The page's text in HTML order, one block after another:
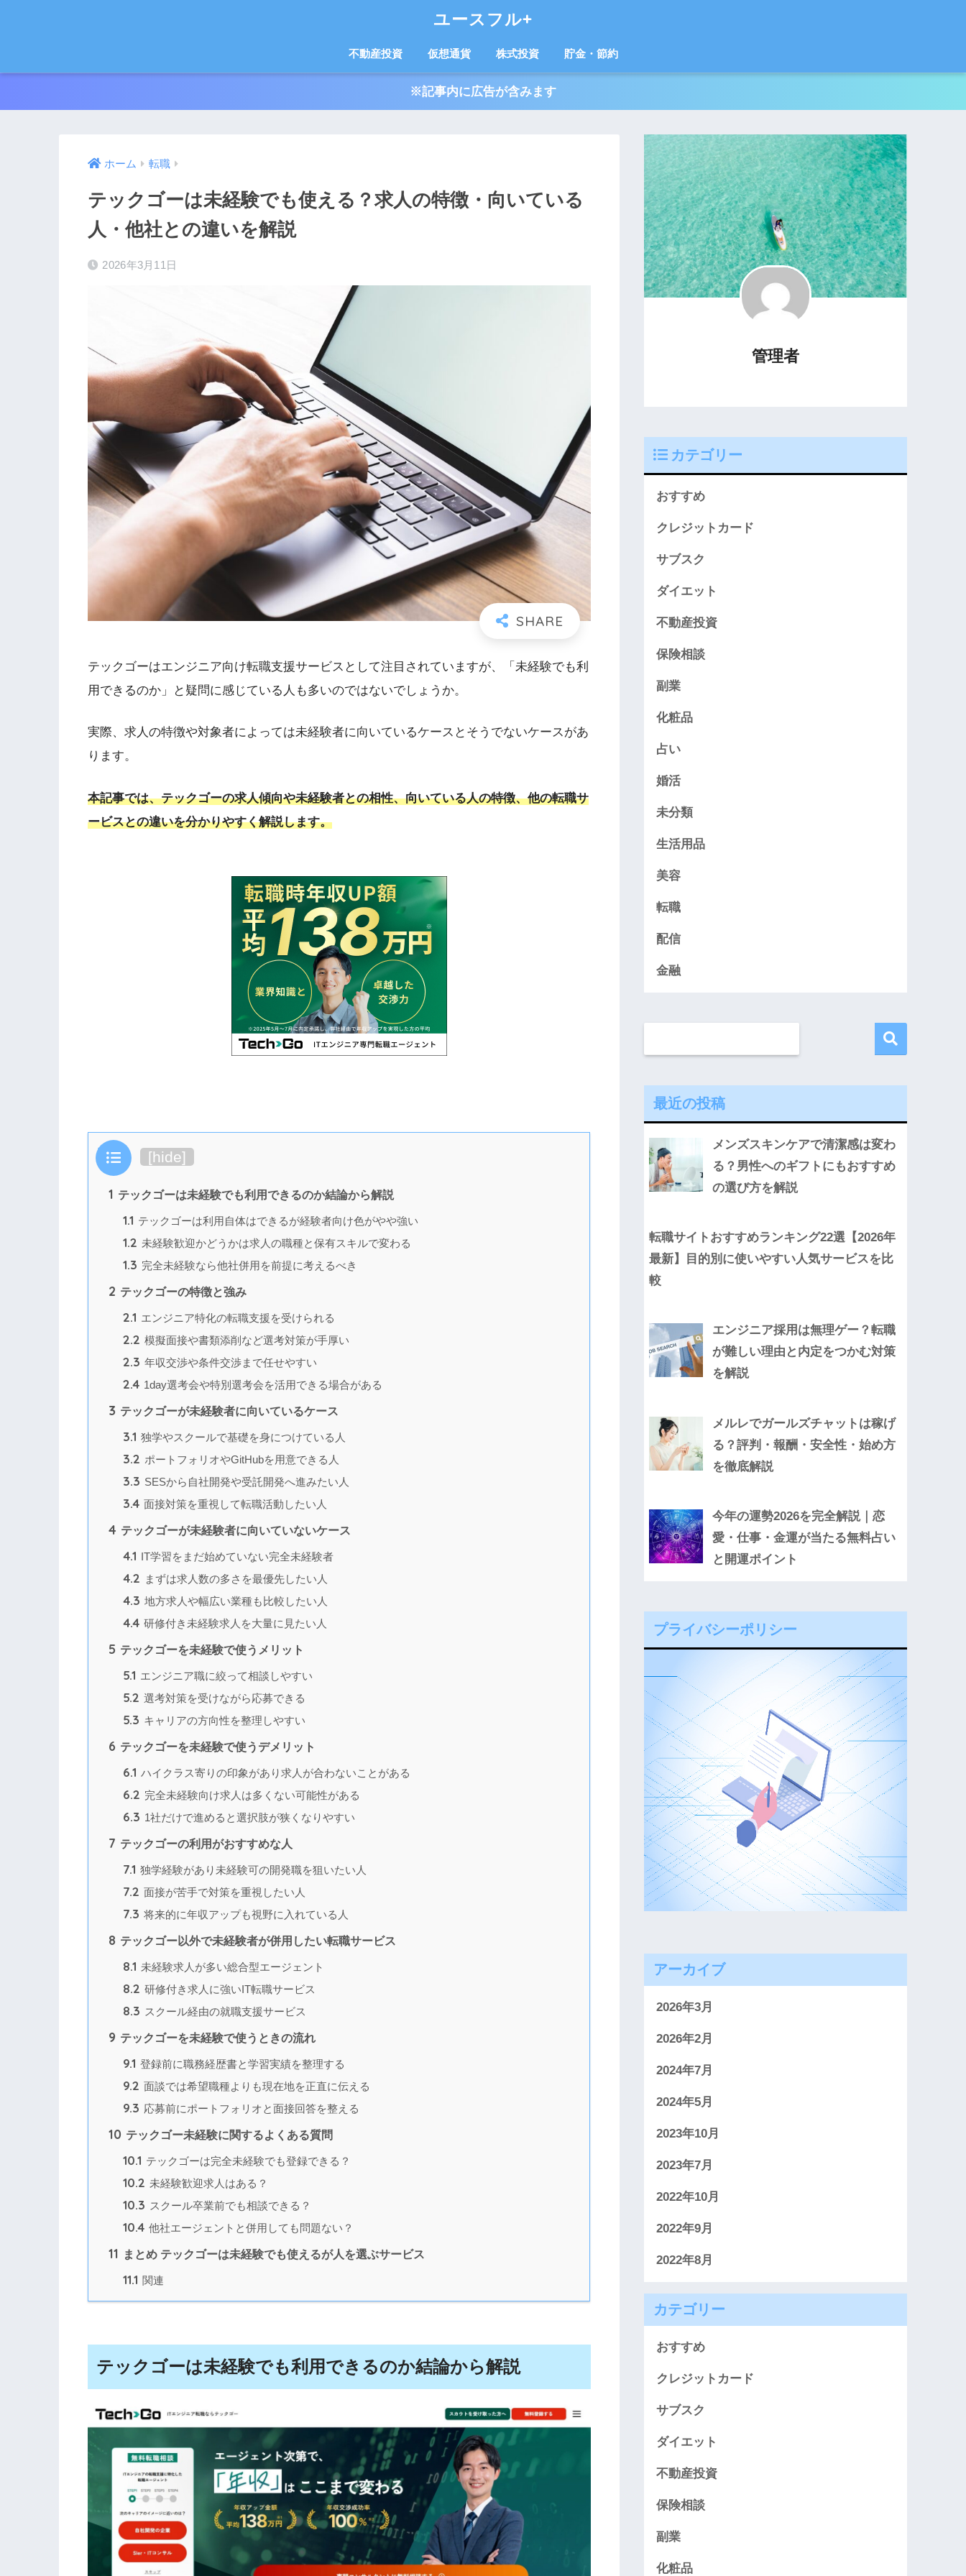
ユースフル+
不動産投資 仮想通貨 株式投資 貯金・節約
※記事内に広告が含みます
ホーム 転職
テックゴーは未経験でも使える？求人の特徴・向いている
人・他社との違いを解説
2026年3月11日
テックゴーはエンジニア向け転職支援サービスとして注目されていますが、「未経験でも利
用できるのか」と疑問に感じている人も多いのではないでしょうか。
実際、求人の特徴や対象者によっては未経験者に向いているケースとそうでないケースがあ
ります。
本記事では、テックゴーの求人傾向や未経験者との相性、向いている人の特徴、他の転職サ
ービスとの違いを分かりやすく解説します。
目次 [hide]
1 テックゴーは未経験でも利用できるのか結論から解説
1.1 テックゴーは利用自体はできるが経験者向け色がやや強い
1.2 未経験歓迎かどうかは求人の職種と保有スキルで変わる
1.3 完全未経験なら他社併用を前提に考えるべき
2 テックゴーの特徴と強み
2.1 エンジニア特化の転職支援を受けられる
2.2 模擬面接や書類添削など選考対策が手厚い
2.3 年収交渉や条件交渉まで任せやすい
2.4 1day選考会や特別選考会を活用できる場合がある
3 テックゴーが未経験者に向いているケース
3.1 独学やスクールで基礎を身につけている人
3.2 ポートフォリオやGitHubを用意できる人
3.3 SESから自社開発や受託開発へ進みたい人
3.4 面接対策を重視して転職活動したい人
4 テックゴーが未経験者に向いていないケース
4.1 IT学習をまだ始めていない完全未経験者
4.2 まずは求人数の多さを最優先したい人
4.3 地方求人や幅広い業種も比較したい人
4.4 研修付き未経験求人を大量に見たい人
5 テックゴーを未経験で使うメリット
5.1 エンジニア職に絞って相談しやすい
5.2 選考対策を受けながら応募できる
5.3 キャリアの方向性を整理しやすい
6 テックゴーを未経験で使うデメリット
6.1 ハイクラス寄りの印象があり求人が合わないことがある
6.2 完全未経験向け求人は多くない可能性がある
6.3 1社だけで進めると選択肢が狭くなりやすい
7 テックゴーの利用がおすすめな人
7.1 独学経験があり未経験可の開発職を狙いたい人
7.2 面接が苦手で対策を重視したい人
7.3 将来的に年収アップも視野に入れている人
8 テックゴー以外で未経験者が併用したい転職サービス
8.1 未経験求人が多い総合型エージェント
8.2 研修付き求人に強いIT転職サービス
8.3 スクール経由の就職支援サービス
9 テックゴーを未経験で使うときの流れ
9.1 登録前に職務経歴書と学習実績を整理する
9.2 面談では希望職種よりも現在地を正直に伝える
9.3 応募前にポートフォリオと面接回答を整える
10 テックゴー未経験に関するよくある質問
10.1 テックゴーは完全未経験でも登録できる？
10.2 未経験歓迎求人はある？
10.3 スクール卒業前でも相談できる？
10.4 他社エージェントと併用しても問題ない？
11 まとめ テックゴーは未経験でも使えるが人を選ぶサービス
11.1 関連
テックゴーは未経験でも利用できるのか結論から解説
管理者
カテゴリー
おすすめ
クレジットカード
サブスク
ダイエット
不動産投資
保険相談
副業
化粧品
占い
婚活
未分類
生活用品
美容
転職
配信
金融
最近の投稿
メンズスキンケアで清潔感は変わ
る？男性へのギフトにもおすすめ
の選び方を解説
転職サイトおすすめランキング22選【2026年
最新】目的別に使いやすい人気サービスを比
較
エンジニア採用は無理ゲー？転職
が難しい理由と内定をつかむ対策
を解説
メルレでガールズチャットは稼げ
る？評判・報酬・安全性・始め方
を徹底解説
今年の運勢2026を完全解説｜恋
愛・仕事・金運が当たる無料占い
と開運ポイント
プライバシーポリシー
アーカイブ
2026年3月
2026年2月
2024年7月
2024年5月
2023年10月
2023年7月
2022年10月
2022年9月
2022年8月
カテゴリー
おすすめ
クレジットカード
サブスク
ダイエット
不動産投資
保険相談
副業
化粧品